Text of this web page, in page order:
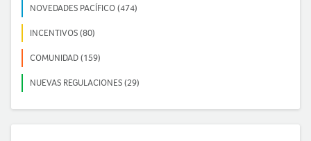
NOVEDADES PACÍFICO (474)
INCENTIVOS (80)
COMUNIDAD (159)
NUEVAS REGULACIONES (29)